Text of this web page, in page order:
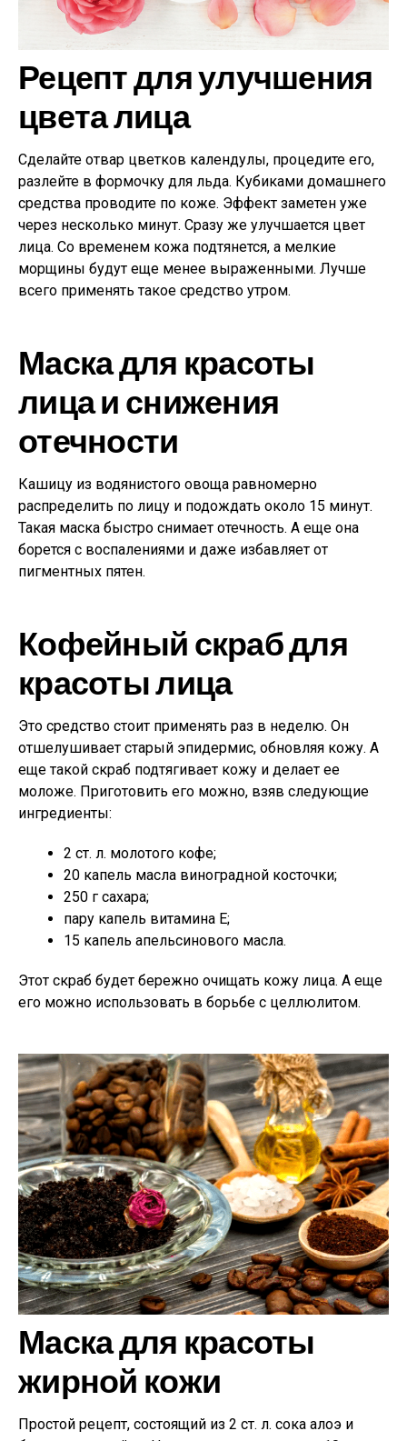
Рецепт для улучшения
цвета лица
Сделайте отвар цветков календулы, процедите его,
разлейте в формочку для льда. Кубиками домашнего
средства проводите по коже. Эффект заметен уже
через несколько минут. Сразу же улучшается цвет
лица. Со временем кожа подтянется, а мелкие
морщины будут еще менее выраженными. Лучше
всего применять такое средство утром.
Маска для красоты
лица и снижения
отечности
Кашицу из водянистого овоща равномерно
распределить по лицу и подождать около 15 минут.
Такая маска быстро снимает отечность. А еще она
борется с воспалениями и даже избавляет от
пигментных пятен.
Кофейный скраб для
красоты лица
Это средство стоит применять раз в неделю. Он
отшелушивает старый эпидермис, обновляя кожу. А
еще такой скраб подтягивает кожу и делает ее
моложе. Приготовить его можно, взяв следующие
ингредиенты:
2 ст. л. молотого кофе;
20 капель масла виноградной косточки;
250 г сахара;
пару капель витамина Е;
15 капель апельсинового масла.
Этот скраб будет бережно очищать кожу лица. А еще
его можно использовать в борьбе с целлюлитом.
Маска для красоты
жирной кожи
Простой рецепт, состоящий из 2 ст. л. сока алоэ и